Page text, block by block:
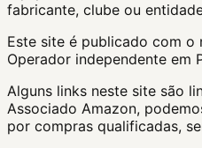
fabricante, clube ou
Este site é publicado com o
Operador independente em
Alguns links neste site são
Associado Amazon,
por compras qualificadas,